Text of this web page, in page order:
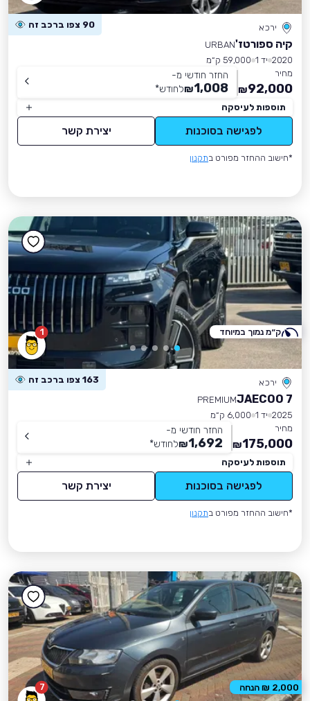
ירכא 90 צפו ברכב זה
קיה ספורטז'URBAN
2020 יד 1
59,000 ק״מ
מחיר
92,000
₪
החזר חודשי מ-
1,008
₪לחודש*
תוספות לעיסקה
לפגישה בסוכנות יצירת קשר
*חישוב ההחזר מפורט בתקנון
1
ירכא 163 צפו ברכב זה
JAECOO 7
PREMIUM
2025 יד 1
6,000 ק״מ
מחיר
175,000
₪
החזר חודשי מ-
1,692
₪לחודש*
תוספות לעיסקה
לפגישה בסוכנות יצירת קשר
*חישוב ההחזר מפורט בתקנון
ק״מ נמוך במיוחד
7 2,000 ₪ הנחה